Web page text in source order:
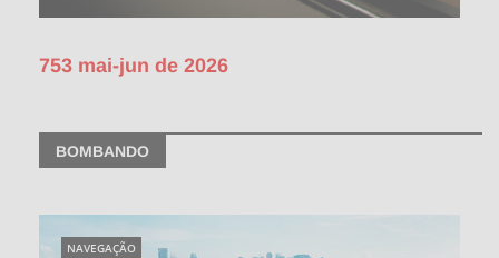
753 mai-jun de 2026
BOMBANDO
NAVEGAÇÃO